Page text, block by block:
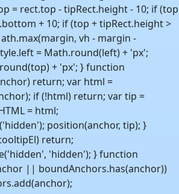
= rect.top - tipRect.height - 10; if (top
+ 10; if (top + tipRect.height >
vh - margin -
= Math.round(left) + 'px';
+ 'px'; } function
return; var html =
if (!html) return; var tip =
= html;
position(anchor, tip); }
return;
'hidden'); } function
|| boundAnchors.has(anchor))